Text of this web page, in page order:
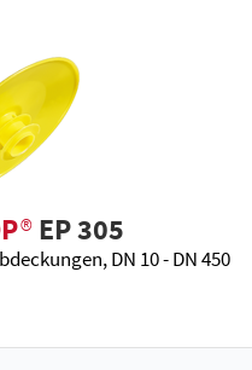
®EP 305
DN 10 - DN 450